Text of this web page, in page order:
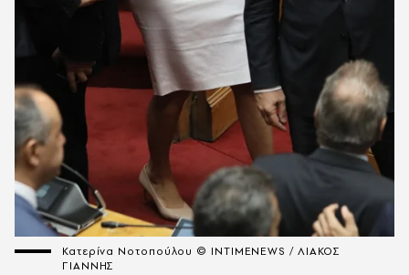
Κατερίνα Νοτοπούλου © INTIMENEWS / ΛΙΑΚΟΣ
ΓΙΑΝΝΗΣ